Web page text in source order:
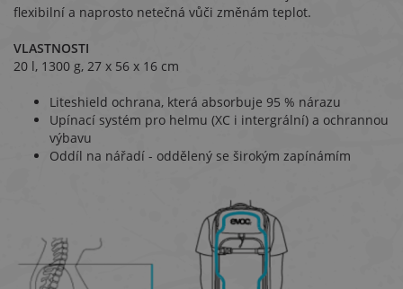
flexibilní a naprosto netečná vůči změnám teplot.
VLASTNOSTI
20 l, 1300 g, 27 x 56 x 16 cm
Liteshield ochrana, která absorbuje 95 % nárazu
Upínací systém pro helmu (XC i intergrální) a ochrannou
výbavu
Oddíl na nářadí - oddělený se širokým zapínámím